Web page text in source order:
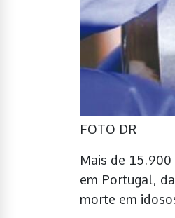
FOTO DR
Mais de
em Portugal,
morte em